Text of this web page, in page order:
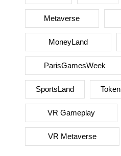
Metaverse
MoneyLand
ParisGamesWeek
SportsLand Token
VR Gameplay
VR Metaverse